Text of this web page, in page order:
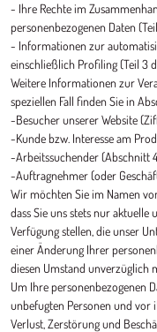
- Ihre Rechte im
personenbezogenen Daten
- Informationen zur
einschließlich Profiling (Teil 3
Weitere Informationen zur
speziellen Fall finden Sie in
-Besucher unserer Website
-Kunde bzw. Interesse am
-Arbeitssuchender (Abschnitt
-Auftragnehmer (oder
Wir möchten Sie im Namen
dass Sie uns stets nur
Verfügung stellen, die unser
einer Änderung Ihrer
diesen Umstand unverzüglich
Um Ihre personenbezogenen
unbefugten Personen und vor
Verlust, Zerstörung und